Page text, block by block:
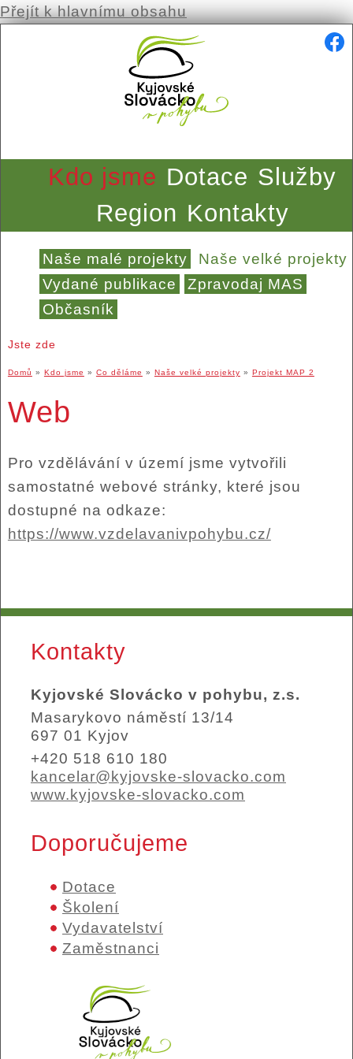
Přejít k hlavnímu obsahu
Kdo jsme Dotace Služby
Region Kontakty
Naše malé projekty
Naše velké projekty
Vydané publikace
Zpravodaj MAS
Občasník
Jste zde
Domů » Kdo jsme » Co děláme » Naše velké projekty » Projekt MAP 2
Web
Pro vzdělávání v území jsme vytvořili
samostatné webové stránky, které jsou
dostupné na odkaze:
https://www.vzdelavanivpohybu.cz/
Kontakty
Kyjovské Slovácko v pohybu, z.s.
Masarykovo náměstí 13/14
697 01 Kyjov
+420 518 610 180
kancelar@kyjovske-slovacko.com
www.kyjovske-slovacko.com
Doporučujeme
Dotace
Školení
Vydavatelství
Zaměstnanci